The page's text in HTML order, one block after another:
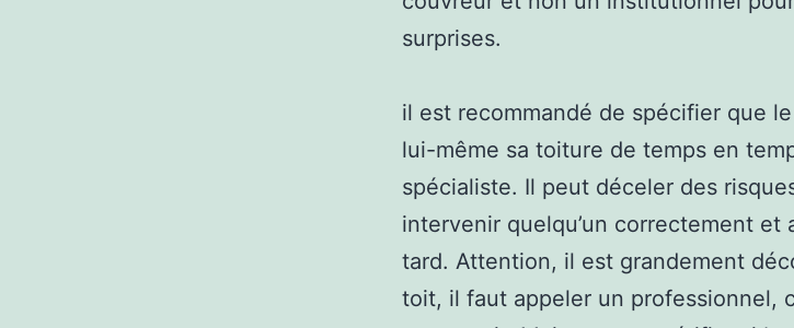
surprises.
il est recommandé de spécifier que
lui-même sa toiture de temps en
spécialiste. Il peut déceler des
intervenir quelqu’un correctement et
tard. Attention, il est grandement
toit, il faut appeler un professionnel,